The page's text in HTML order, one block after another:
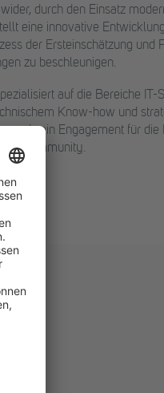
durch den Einsatz
eine innovative
der Ersteinschätzung und
zu beschleunigen.
auf die Bereiche IT-
Know-how und
und sein Engagement für
Community.